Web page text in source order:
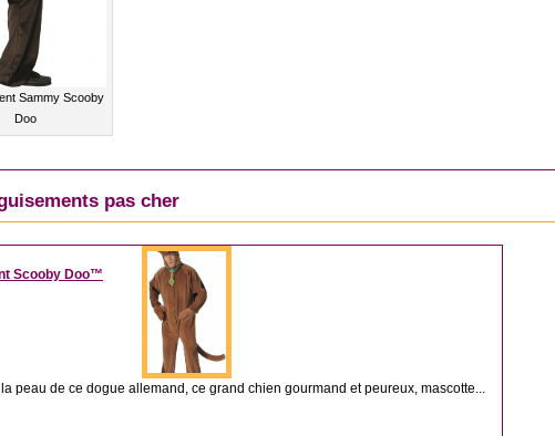
Sammy Scooby
Doo
pas cher
DÉGUISEMENT HOMME
Scooby Doo™
peau de ce dogue allemand, ce grand chien gourmand et peureux, mascotte...